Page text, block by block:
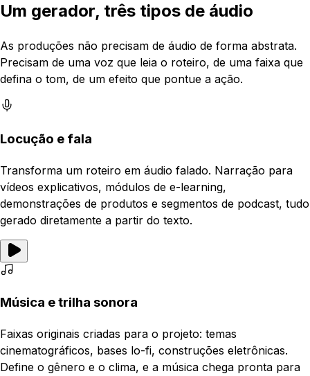
Um gerador, três tipos de áudio
As produções não precisam de áudio de forma abstrata.
Precisam de uma voz que leia o roteiro, de uma faixa que
defina o tom, de um efeito que pontue a ação.
Locução e fala
Transforma um roteiro em áudio falado. Narração para
vídeos explicativos, módulos de e-learning,
demonstrações de produtos e segmentos de podcast, tudo
gerado diretamente a partir do texto.
Música e trilha sonora
Faixas originais criadas para o projeto: temas
cinematográficos, bases lo-fi, construções eletrônicas.
Define o gênero e o clima, e a música chega pronta para